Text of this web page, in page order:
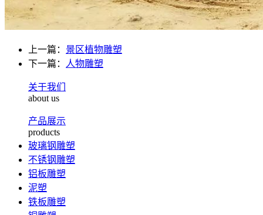
上一篇： 景区植物雕塑
下一篇：
人物雕塑
关于我们
about us
产品展示
products
玻璃钢雕塑
不锈钢雕塑
铝板雕塑
泥塑
铁板雕塑